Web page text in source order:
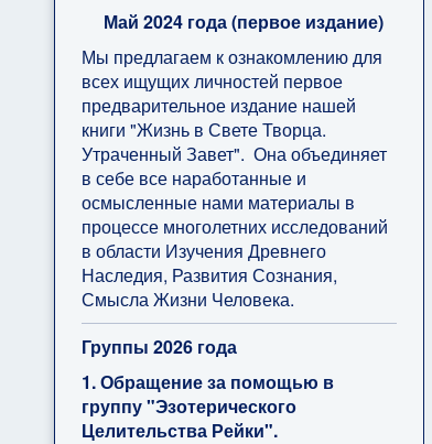
Май 2024 года (первое издание)
Мы предлагаем к ознакомлению для
всех ищущих личностей первое
предварительное издание нашей
книги "Жизнь в Свете Творца.
Утраченный Завет". Она объединяет
в себе все наработанные и
осмысленные нами материалы в
процессе многолетних исследований
в области Изучения Древнего
Наследия, Развития Сознания,
Смысла Жизни Человека.
Группы 2026 года
1. Обращение за помощью в
группу "Эзотерического
Целительства Рейки".